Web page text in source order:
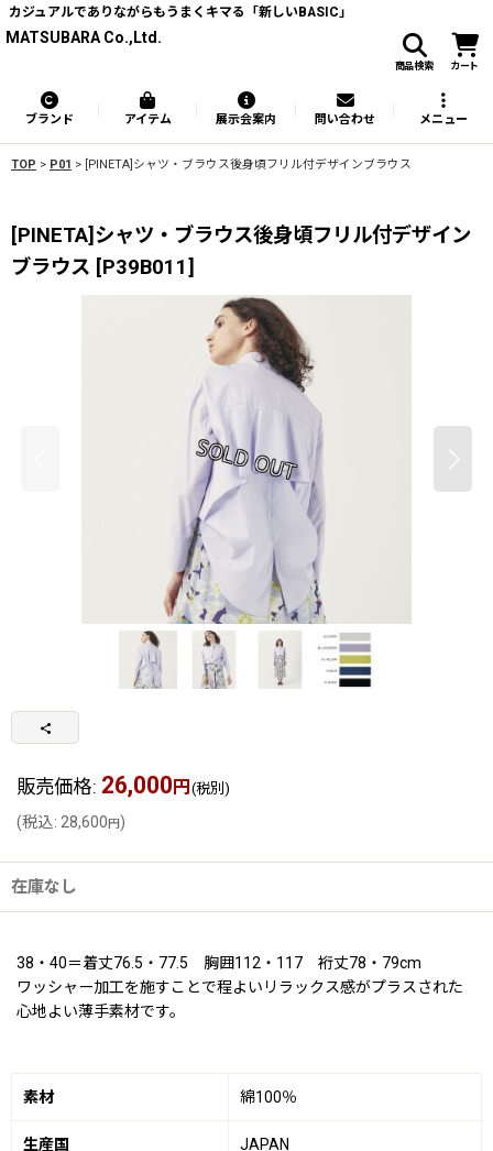
カジュアルでありながらもうまくキマる「新しいBASIC」
MATSUBARA Co.,Ltd.
商品検索 カート
ブランド アイテム 展示会案内 問い合わせ メニュー
TOP > P01 > [PINETA]シャツ・ブラウス後身頃フリル付デザインブラウス
[PINETA]シャツ・ブラウス後身頃フリル付デザイン
ブラウス [P39B011]
販売価格: 26,000 円 (税別)
(税込: 28,600円)
在庫なし
38・40＝着丈76.5・77.5 胸囲112・117 裄丈78・79cm
ワッシャー加工を施すことで程よいリラックス感がプラスされた
心地よい薄手素材です。
素材 綿100％
生産国 JAPAN